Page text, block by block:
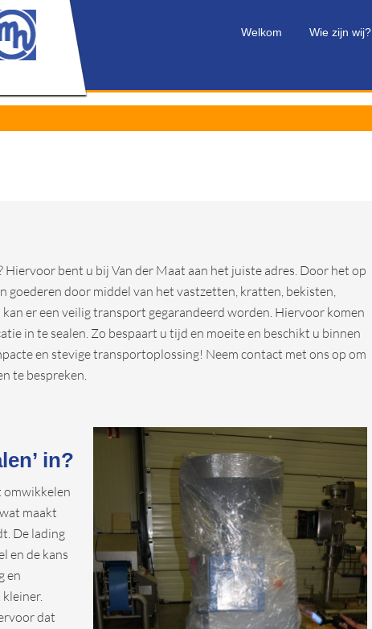
Welkom Wie zijn wij?
bent u bij Van der Maat aan het juiste adres. Door het op
goederen door middel van het vastzetten, kratten, bekisten,
er een veilig transport gegarandeerd worden. Hiervoor komen
in te sealen. Zo bespaart u tijd en moeite en beschikt u binnen
en stevige transportoplossing! Neem contact met ons op om
te bespreken.
in?
omwikkelen
maakt
De lading
en de kans
en
dat